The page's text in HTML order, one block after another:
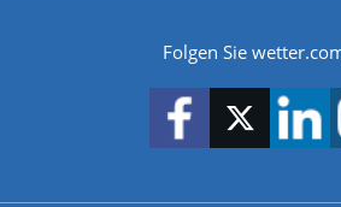
Folgen Sie